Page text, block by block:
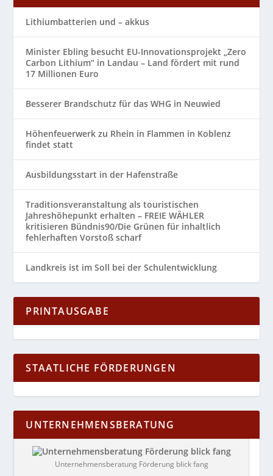
Lithiumbatterien und – akkus
Minister Ebling besucht EU-Innovationsprojekt „Zero
Carbon Lithium“ in Landau – Land fördert mit rund
17 Millionen Euro
Besserer Brandschutz für das WHG in Neuwied
Höhenfeuerwerk zu Rhein in Flammen in Koblenz
findet statt
Ausbildungsstart in der Hafenstraße
Traditionsveranstaltung als touristischen
Jahreshöhepunkt erhalten – FREIE WÄHLER
kritisieren Bündnis90/Die Grünen für inhaltlich
fehlerhaften Vorstoß scharf
Landkreis ist im Soll bei der Schulentwicklung
PRINTAUSGABE
STAATLICHE FÖRDERUNGEN
UNTERNEHMENSBERATUNG
Unternehmensberatung Förderung blick fang